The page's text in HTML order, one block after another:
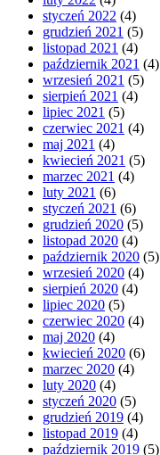
styczeń 2022 (4)
grudzień 2021 (5)
listopad 2021 (4)
październik 2021 (4)
wrzesień 2021 (5)
sierpień 2021 (4)
lipiec 2021 (5)
czerwiec 2021 (4)
maj 2021 (4)
kwiecień 2021 (5)
marzec 2021 (4)
luty 2021 (6)
styczeń 2021 (6)
grudzień 2020 (5)
listopad 2020 (4)
październik 2020 (5)
wrzesień 2020 (4)
sierpień 2020 (4)
lipiec 2020 (5)
czerwiec 2020 (4)
maj 2020 (4)
kwiecień 2020 (6)
marzec 2020 (4)
luty 2020 (4)
styczeń 2020 (5)
grudzień 2019 (4)
listopad 2019 (4)
październik 2019 (5)